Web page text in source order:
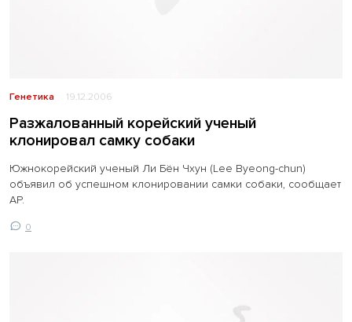
Генетика 19.12.2006
Разжалованный корейский ученый
клонировал самку собаки
Южнокорейский ученый Ли Бён Чхун (Lee Byeong-chun)
объявил об успешном клонировании самки собаки, сообщает
AP.
0